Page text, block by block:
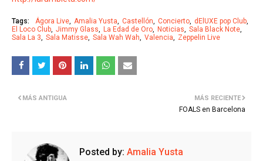
Tags: Ágora Live Amalia Yusta Castellón Concierto
dElUXE pop Club
El Loco Club Jimmy Glass La Edad de Oro Noticias
Sala Black Note
Sala La 3
Sala Matisse Sala Wah Wah Valencia Zeppelin Live
MÁS RECIENTE
FOALS en Barcelona
MÁS ANTIGUA
Posted by: Amalia Yusta